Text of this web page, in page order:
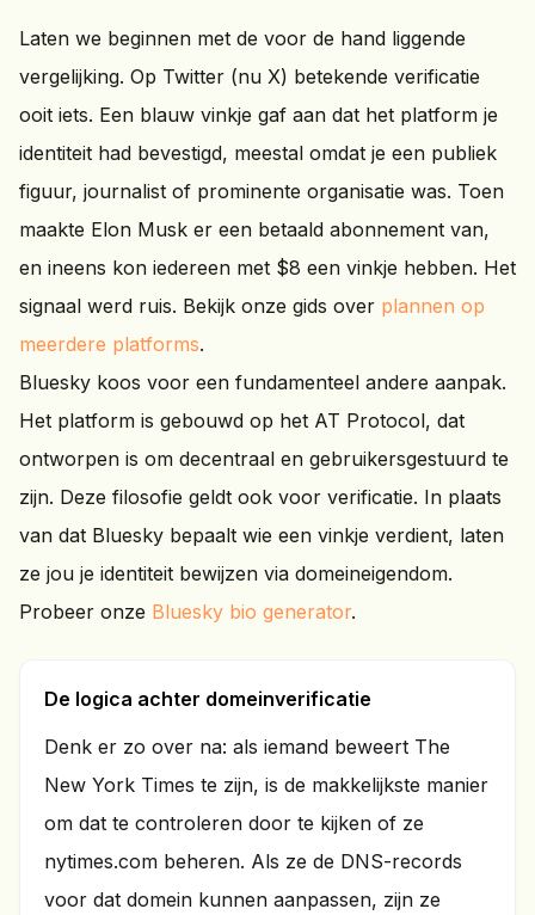
Laten we beginnen met de voor de hand liggende
vergelijking. Op Twitter (nu X) betekende verificatie
ooit iets. Een blauw vinkje gaf aan dat het platform je
identiteit had bevestigd, meestal omdat je een publiek
figuur, journalist of prominente organisatie was. Toen
maakte Elon Musk er een betaald abonnement van,
en ineens kon iedereen met $8 een vinkje hebben. Het
signaal werd ruis. Bekijk onze gids over plannen op
meerdere platforms.
Bluesky koos voor een fundamenteel andere aanpak.
Het platform is gebouwd op het AT Protocol, dat
ontworpen is om decentraal en gebruikersgestuurd te
zijn. Deze filosofie geldt ook voor verificatie. In plaats
van dat Bluesky bepaalt wie een vinkje verdient, laten
ze jou je identiteit bewijzen via domeineigendom.
Probeer onze Bluesky bio generator.
De logica achter domeinverificatie
Denk er zo over na: als iemand beweert The
New York Times te zijn, is de makkelijkste manier
om dat te controleren door te kijken of ze
nytimes.com beheren. Als ze de DNS-records
voor dat domein kunnen aanpassen, zijn ze